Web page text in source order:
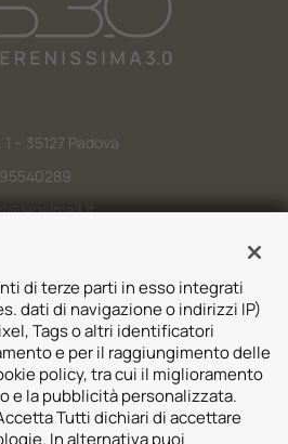
– 35127 Padova
di terze parti in esso integrati
dati di navigazione o indirizzi IP)
Tags o altri identificatori
e per il raggiungimento delle
policy, tra cui il miglioramento
e la pubblicità personalizzata.
Tutti dichiari di accettare
In alternativa puoi